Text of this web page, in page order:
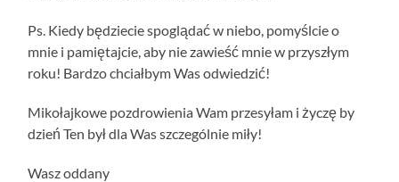
Ps. Kiedy będziecie spoglądać w niebo, pomyślcie o
mnie i pamiętajcie, aby nie zawieść mnie w przyszłym
roku! Bardzo chciałbym Was odwiedzić!
Mikołajkowe pozdrowienia Wam przesyłam i życzę by
dzień Ten był dla Was szczególnie miły!
Wasz oddany